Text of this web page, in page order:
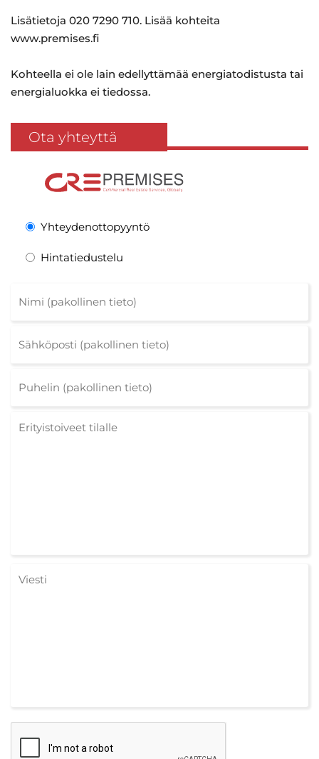
Lisätietoja 020 7290 710. Lisää kohteita
www.premises.fi
Kohteella ei ole lain edellyttämää energiatodistusta tai
energialuokka ei tiedossa.
Ota yhteyttä
Yhteydenottopyyntö
Hintatiedustelu